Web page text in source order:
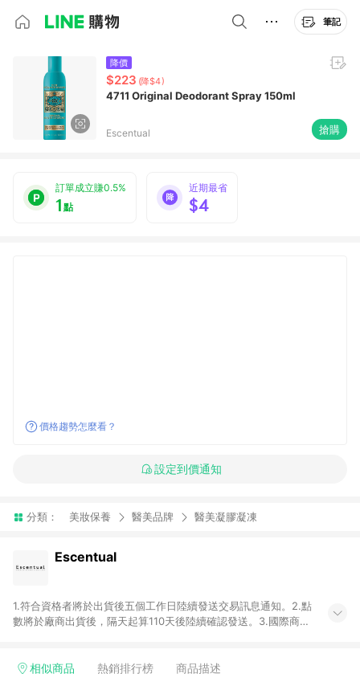
筆記
降價
$223 (降$4)
4711 Original Deodorant Spray 150ml
Escentual 搶購
訂單成立賺0.5%
1點
近期最省
$4
價格趨勢怎麼看？
設定到價通知
分類： 美妝保養 醫美品牌 醫美凝膠凝凍
Escentual
1.符合資格者將於出貨後五個工作日陸續發送交易訊息通知。2.點
數將於廠商出貨後，隔天起算110天後陸續確認發送。3.國際商家
用未授權優惠碼不符合贈點資格。6. 點數發送依據及返點上限將
相似商品 熱銷排行榜 商品描述